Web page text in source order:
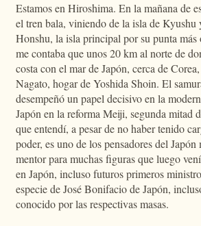
Estamos en Hiroshima. En la mañana de
el tren bala, viniendo de la isla de Kyushu
Honshu, la isla principal por su punta más
me contaba que unos 20 km al norte de
costa con el mar de Japón, cerca de
Nagato, hogar de Yoshida Shoin. El
desempeñó un papel decisivo en la
Japón en la reforma Meiji, segunda
que entendí, a pesar de no haber tenido
poder, es uno de los pensadores del
mentor para muchas figuras que luego
en Japón, incluso futuros primeros
especie de José Bonifacio de Japón,
conocido por las respectivas masas.